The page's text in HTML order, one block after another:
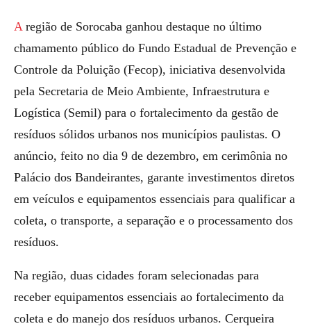
A região de Sorocaba ganhou destaque no último
chamamento público do Fundo Estadual de Prevenção e
Controle da Poluição (Fecop), iniciativa desenvolvida
pela Secretaria de Meio Ambiente, Infraestrutura e
Logística (Semil) para o fortalecimento da gestão de
resíduos sólidos urbanos nos municípios paulistas. O
anúncio, feito no dia 9 de dezembro, em cerimônia no
Palácio dos Bandeirantes, garante investimentos diretos
em veículos e equipamentos essenciais para qualificar a
coleta, o transporte, a separação e o processamento dos
resíduos.
Na região, duas cidades foram selecionadas para
receber equipamentos essenciais ao fortalecimento da
coleta e do manejo dos resíduos urbanos. Cerqueira